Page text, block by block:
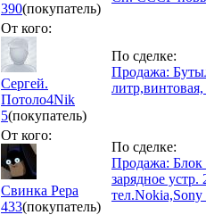
390(покупатель)
От кого:
Сергей.
Потоло4Nik
5(покупатель)
По сделке:
Продажа:
От кого:
Свинка Pepa
433(покупатель)
По сделке:
Продажа: Блок
зарядное
тел.Nokia,Sony